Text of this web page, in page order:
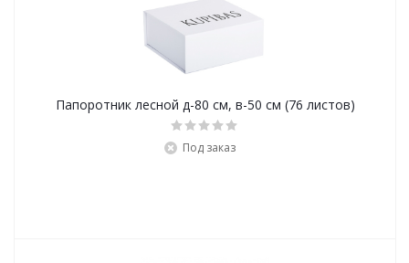
Папоротник лесной д-80 см, в-50 см (76 листов)
Под заказ